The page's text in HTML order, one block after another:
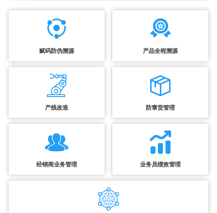
赋码防伪溯源 产品全程溯源
产线改造 防窜货管理
经销商业务管理 业务员绩效管理